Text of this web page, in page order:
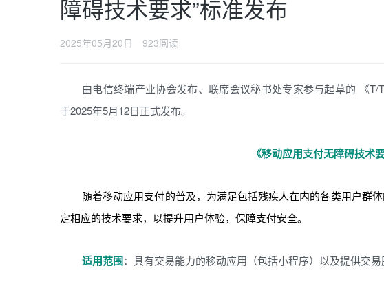
障碍技术要求”标准发布
2025年05月20日 923阅读
由电信终端产业协会发布、联席会议秘书处专家参与起草的 《T/
于2025年5月12日正式发布。
《移动应用支付无障碍技术
随着移动应用支付的普及，为满足包括残疾人在内的各类用户群
定相应的技术要求，以提升用户体验，保障支付安全。
适用范围：具有交易能力的移动应用（包括小程序）以及提供交易